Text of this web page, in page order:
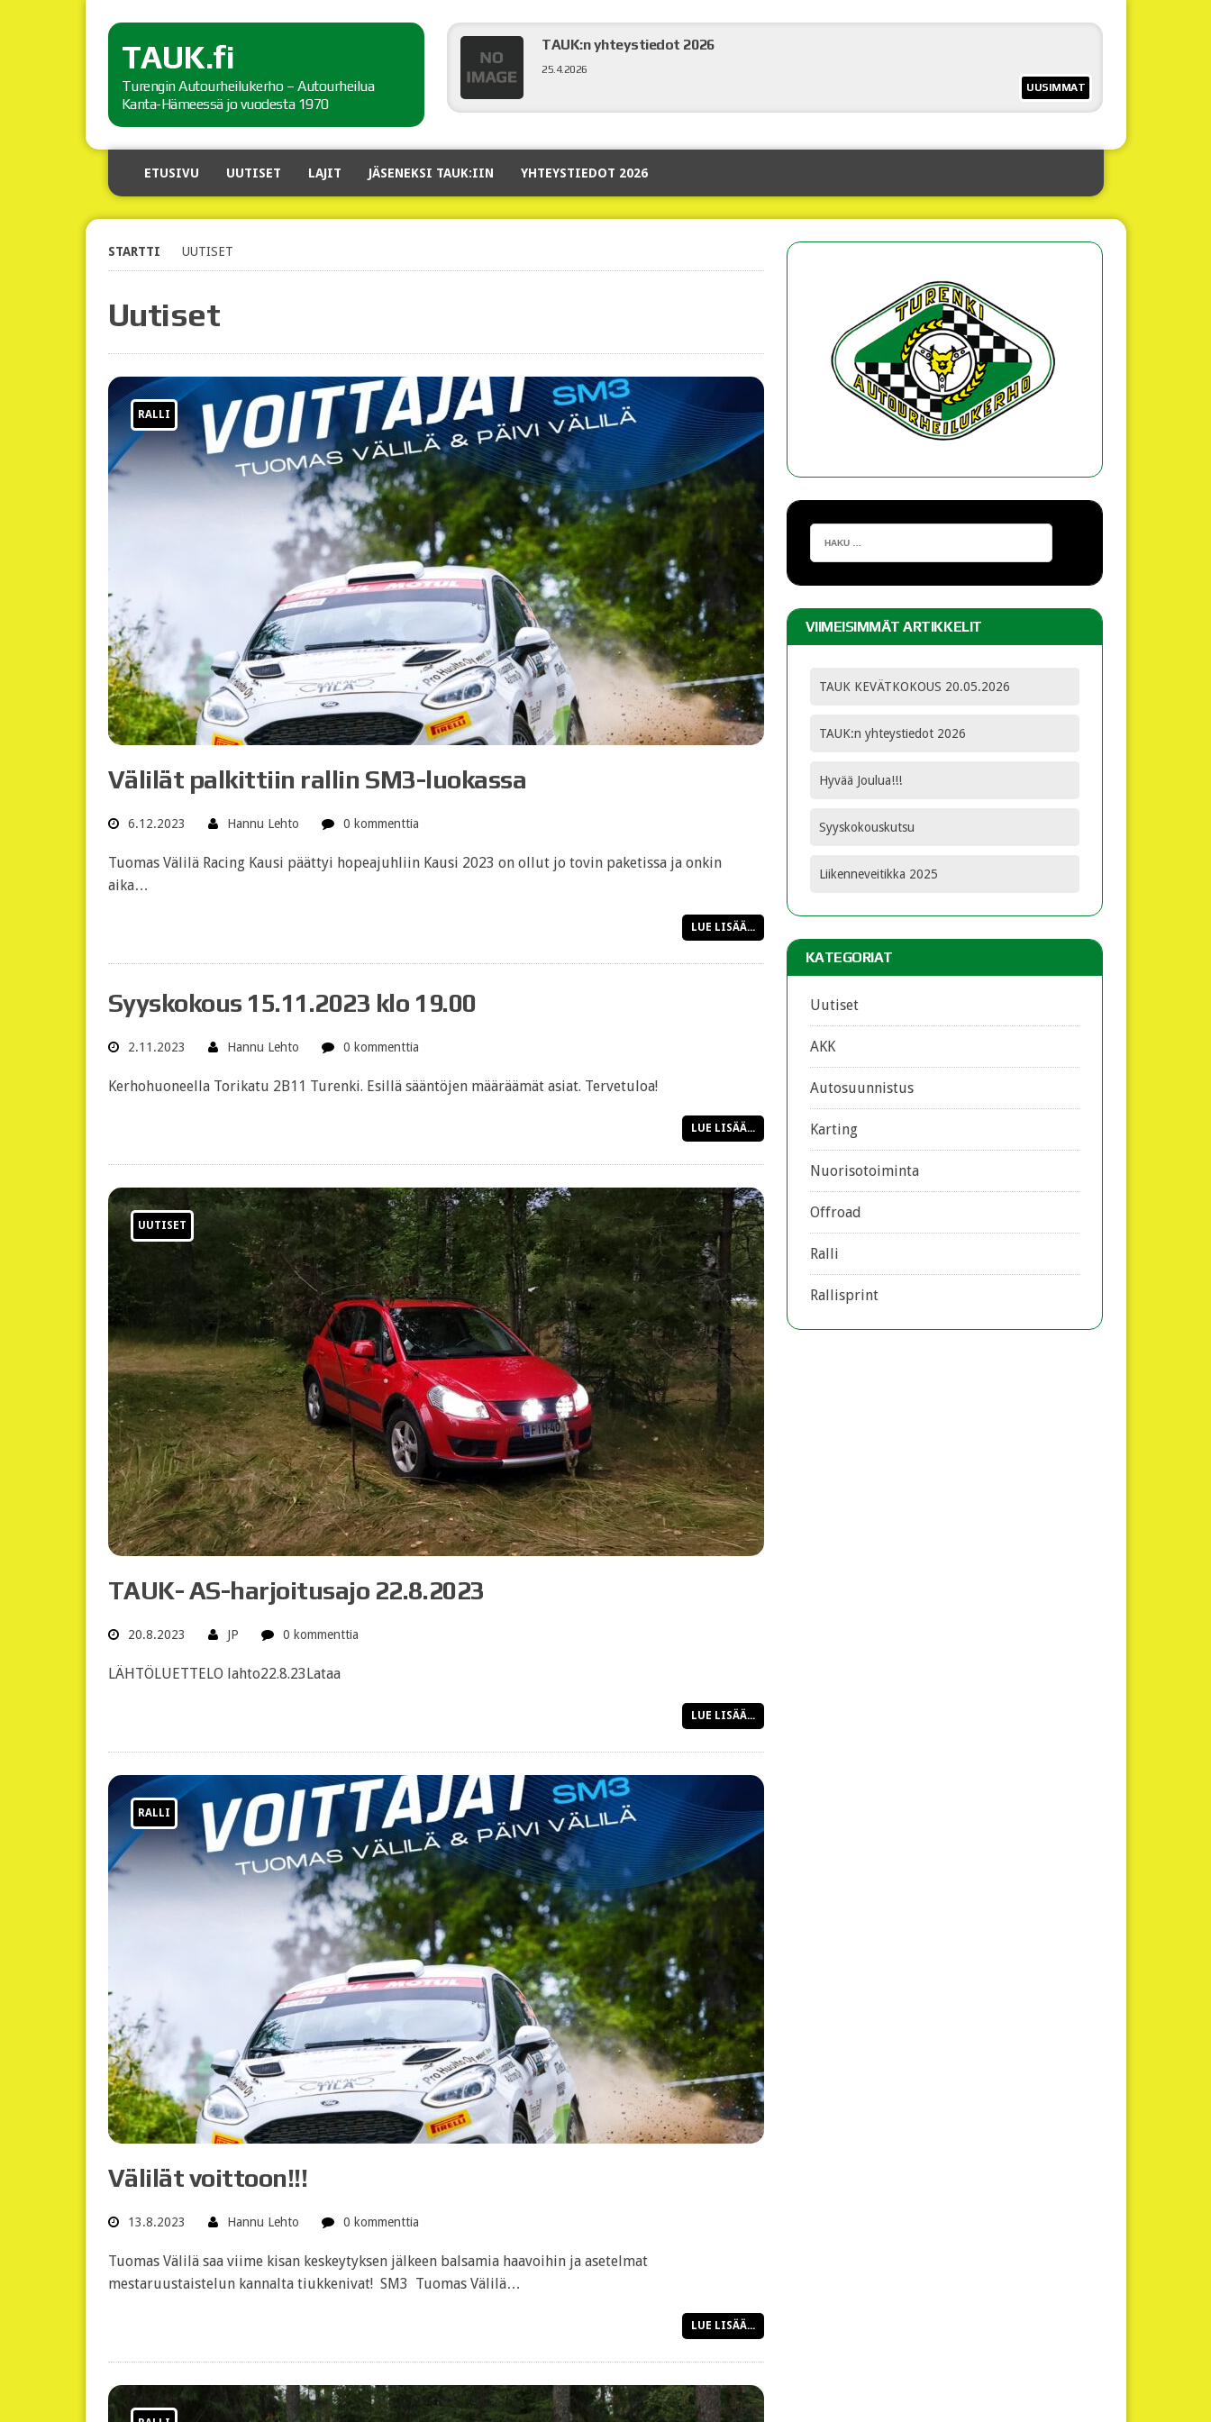
TAUK.fi
Turengin Autourheilukerho – Autourheilua
Kanta-Hämeessä jo vuodesta 1970
UUSIMMAT
TAUK:n yhteystiedot 2026
25.4.2026
Hyvää Joulua!!!
20.12.2025
Liikenneveitikka 2025
11.8.2025
TAUK KEVÄTKOKOUS 20.05.2026
12.5.2026
ETUSIVU UUTISET LAJIT JÄSENEKSI TAUK:IIN YHTEYSTIEDOT 2026
STARTTI UUTISET
Uutiset
RALLI
Välilät palkittiin rallin SM3-luokassa
6.12.2023 Hannu Lehto 0 kommenttia
Tuomas Välilä Racing Kausi päättyi hopeajuhliin Kausi 2023 on ollut jo tovin paketissa ja onkin
aika…
LUE LISÄÄ...
Syyskokous 15.11.2023 klo 19.00
2.11.2023 Hannu Lehto 0 kommenttia
Kerhohuoneella Torikatu 2B11 Turenki. Esillä sääntöjen määräämät asiat. Tervetuloa!
LUE LISÄÄ...
UUTISET
TAUK- AS-harjoitusajo 22.8.2023
20.8.2023 JP 0 kommenttia
LÄHTÖLUETTELO lahto22.8.23Lataa
LUE LISÄÄ...
RALLI
Välilät voittoon!!!
13.8.2023 Hannu Lehto 0 kommenttia
Tuomas Välilä saa viime kisan keskeytyksen jälkeen balsamia haavoihin ja asetelmat
mestaruustaistelun kannalta tiukkenivat! SM3 Tuomas Välilä…
LUE LISÄÄ...
VIIMEISIMMÄT ARTIKKELIT
TAUK KEVÄTKOKOUS 20.05.2026
TAUK:n yhteystiedot 2026
Hyvää Joulua!!!
Syyskokouskutsu
Liikenneveitikka 2025
KATEGORIAT
Uutiset
AKK
Autosuunnistus
Karting
Nuorisotoiminta
Offroad
Ralli
Rallisprint